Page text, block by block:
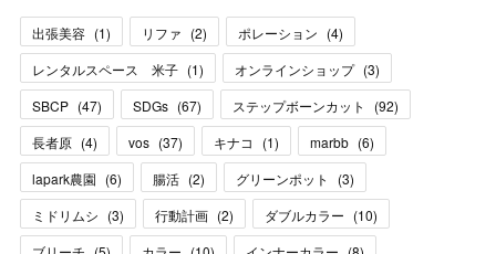
出張美容 (1) リファ (2) ポレーション (4)
レンタルスペース 米子 (1) オンラインショップ (3)
SBCP (47) SDGs (67) ステップボーンカット (92)
長者原 (4) vos (37) キナコ (1) marbb (6)
lapark農園 (6) 腸活 (2) グリーンポット (3)
ミドリムシ (3) 行動計画 (2) ダブルカラー (10)